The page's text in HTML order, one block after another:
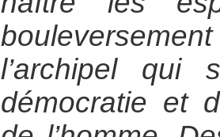
l’archipel
démocratie et